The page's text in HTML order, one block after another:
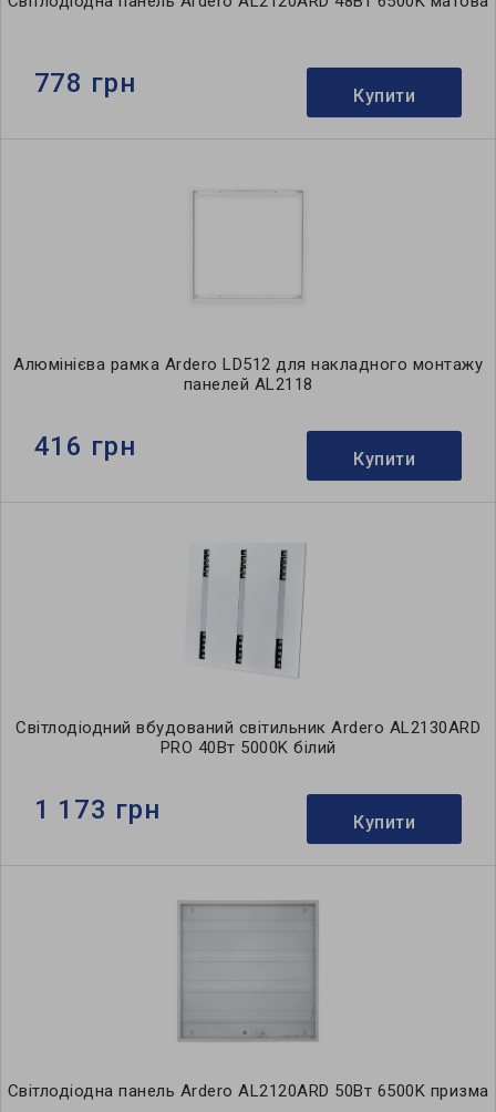
778 грн Купити
Алюмінієва рамка Ardero LD512 для накладного монтажу
панелей AL2118
416 грн Купити
Світлодіодний вбудований світильник Ardero AL2130ARD
PRO 40Вт 5000K білий
1 173 грн Купити
Світлодіодна панель Ardero AL2120ARD 50Вт 6500K призма